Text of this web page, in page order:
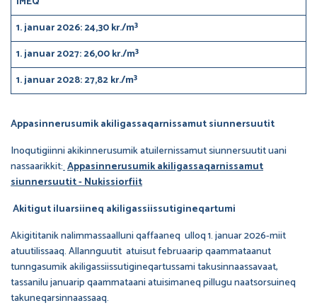
1. januar 2026: 24,30 kr./m³
1. januar 2027: 26,00 kr./m³
1. januar 2028: 27,82 kr./m³
Appasinnerusumik akiligassaqarnissamut siunnersuutit
Inoqutigiinni akikinnerusumik atuilernissamut siunnersuutit uani
nassaarikkit: Appasinnerusumik akiligassaqarnissamut
siunnersuutit - Nukissiorfiit
Akitigut iluarsiineq akiligassiissutigineqartumi
Akigititanik nalimmassaalluni qaffaaneq ulloq 1. januar 2026-miit
atuutilissaaq. Allannguutit atuisut februaarip qaammataanut
tunngasumik akiligassiissutigineqartussami takusinnaassavaat,
tassanilu januarip qaammataani atuisimaneq pillugu naatsorsuineq
takuneqarsinnaassaaq.